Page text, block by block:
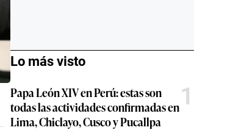
Lo más visto
Papa León XIV en Perú: estas son
todas las actividades confirmadas en
Lima, Chiclayo, Cusco y Pucallpa
1